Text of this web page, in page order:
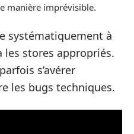
manière imprévisible.
systématiquement à
stores appropriés.
s’avérer
les bugs techniques.